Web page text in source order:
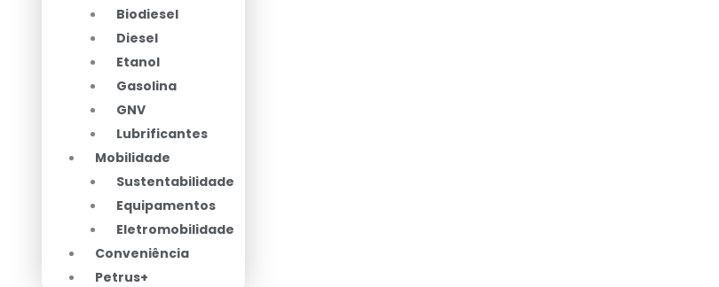
Biodiesel
Diesel
Etanol
Gasolina
GNV
Lubrificantes
Mobilidade
Sustentabilidade
Equipamentos
Eletromobilidade
Conveniência
Petrus+